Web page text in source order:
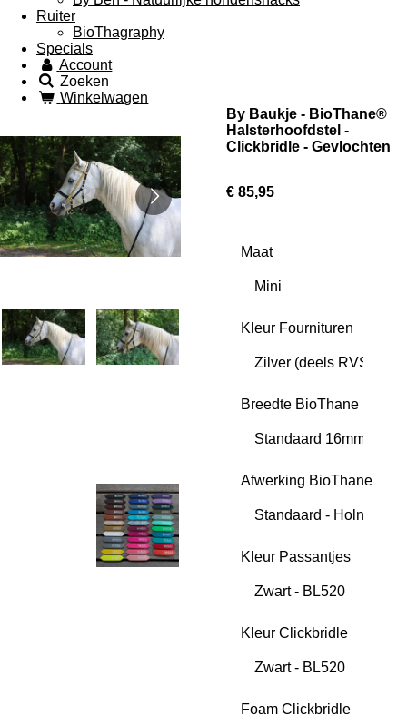
Ruiter
BioThagraphy
Specials
Account
Zoeken
Winkelwagen
By Baukje - BioThane®
Halsterhoofdstel -
Clickbridle - Gevlochten
€ 85,95
Maat
Kleur Fournituren
Breedte BioThane
Afwerking BioThane
Kleur Passantjes
Kleur Clickbridle
Foam Clickbridle